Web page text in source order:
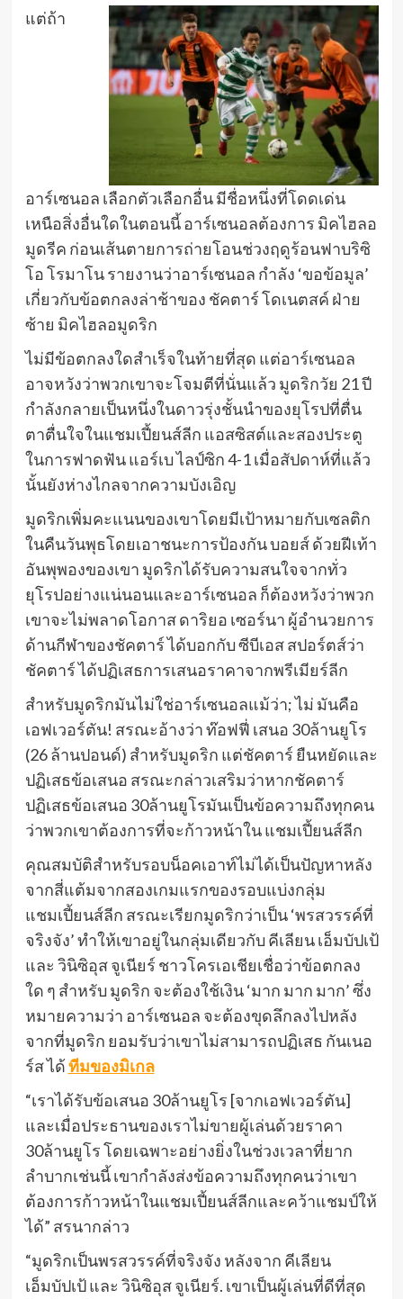
แต่ถ้า
อาร์เซนอล เลือกตัวเลือกอื่น มีชื่อหนึ่งที่โดดเด่น
เหนือสิ่งอื่นใดในตอนนี้ อาร์เซนอลต้องการ มิคไฮลอ
มูดรีค ก่อนเส้นตายการถ่ายโอนช่วงฤดูร้อนฟาบริซิ
โอ โรมาโน รายงานว่าอาร์เซนอล กำลัง ‘ขอข้อมูล’
เกี่ยวกับข้อตกลงล่าช้าของ ชัคตาร์ โดเนตสค์ ฝ่าย
ซ้าย มิคไฮลอมูดริก
ไม่มีข้อตกลงใดสำเร็จในท้ายที่สุด แต่อาร์เซนอล
อาจหวังว่าพวกเขาจะโจมตีที่นั่นแล้ว มูดริกวัย 21 ปี
กำลังกลายเป็นหนึ่งในดาวรุ่งชั้นนำของยุโรปที่ตื่น
ตาตื่นใจในแชมเปี้ยนส์ลีก แอสซิสต์และสองประตู
ในการฟาดฟัน แอร์เบ ไลป์ซิก 4-1 เมื่อสัปดาห์ที่แล้ว
นั้นยังห่างไกลจากความบังเอิญ
มูดริกเพิ่มคะแนนของเขาโดยมีเป้าหมายกับเซลติก
ในคืนวันพุธโดยเอาชนะการป้องกัน บอยส์ ด้วยฝีเท้า
อันพุพองของเขา มูดริกได้รับความสนใจจากทั่ว
ยุโรปอย่างแน่นอนและอาร์เซนอล ก็ต้องหวังว่าพวก
เขาจะไม่พลาดโอกาส ดาริยอ เซอร์นา ผู้อำนวยการ
ด้านกีฬาของชัคตาร์ ได้บอกกับ ซีบีเอส สปอร์ตส์ว่า
ชัคตาร์ ได้ปฏิเสธการเสนอราคาจากพรีเมียร์ลีก
สำหรับมูดริกมันไม่ใช่อาร์เซนอลแม้ว่า; ไม่ มันคือ
เอฟเวอร์ตัน! สรณะอ้างว่า ท๊อฟฟี่ เสนอ 30ล้านยูโร
(26 ล้านปอนด์) สำหรับมูดริก แต่ชัคตาร์ ยืนหยัดและ
ปฏิเสธข้อเสนอ สรณะกล่าวเสริมว่าหากชัคตาร์
ปฏิเสธข้อเสนอ 30ล้านยูโรมันเป็นข้อความถึงทุกคน
ว่าพวกเขาต้องการที่จะก้าวหน้าใน แชมเปี้ยนส์ลีก
คุณสมบัติสำหรับรอบน็อคเอาท์ไม่ได้เป็นปัญหาหลัง
จากสี่แต้มจากสองเกมแรกของรอบแบ่งกลุ่ม
แชมเปี้ยนส์ลีก สรณะเรียกมูดริกว่าเป็น ‘พรสวรรค์ที่
จริงจัง’ ทำให้เขาอยู่ในกลุ่มเดียวกับ คีเลียน เอ็มบัปเป้
และ วินิซิอุส จูเนียร์ ชาวโครเอเชียเชื่อว่าข้อตกลง
ใด ๆ สำหรับ มูดริก จะต้องใช้เงิน ‘มาก มาก มาก’ ซึ่ง
หมายความว่า อาร์เซนอล จะต้องขุดลึกลงไปหลัง
จากที่มูดริก ยอมรับว่าเขาไม่สามารถปฏิเสธ กันเนอ
ร์ส ได้ทีมของมิเกล
“เราได้รับข้อเสนอ 30ล้านยูโร [จากเอฟเวอร์ตัน]
และเมื่อประธานของเราไม่ขายผู้เล่นด้วยราคา
30ล้านยูโร โดยเฉพาะอย่างยิ่งในช่วงเวลาที่ยาก
ลำบากเช่นนี้ เขากำลังส่งข้อความถึงทุกคนว่าเขา
ต้องการก้าวหน้าในแชมเปี้ยนส์ลีกและคว้าแชมป์ให้
ได้” สรนากล่าว
“มูดริกเป็นพรสวรรค์ที่จริงจัง หลังจาก คีเลียน
เอ็มบัปเป้ และ วินิซิอุส จูเนียร์. เขาเป็นผู้เล่นที่ดีที่สุด